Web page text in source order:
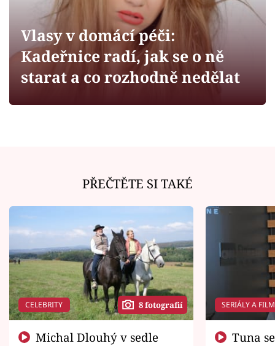
Sledujte prima+
Filmový festival Karlovy Vary
Sledujte nás
Vlasy v domácí péči:
Kadeřnice radí, jak se o ně
starat a co rozhodně nedělat
PŘEČTĚTE SI TAKÉ
CELEBRITY 8 fotografií SERIÁLY A